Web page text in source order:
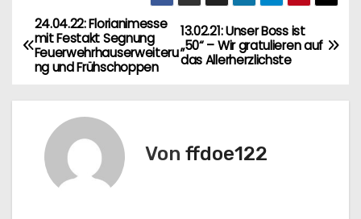
B
e
i
13.02.21: Unser Boss ist
„50“ – Wir gratulieren auf
das Allerherzlichste
24.04.22: Florianimesse
mit Festakt Segnung
Feuerwehrhauserweiteru
ng und Frühschoppen
Von ffdoe122